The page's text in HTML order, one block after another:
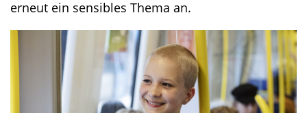
erneut ein sensibles Thema an.